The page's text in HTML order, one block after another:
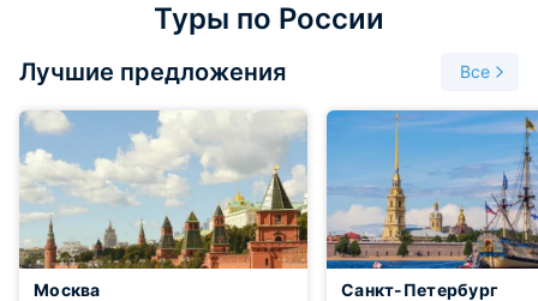
Туры по России
Лучшие предложения Все
Москва Санкт-Петербург